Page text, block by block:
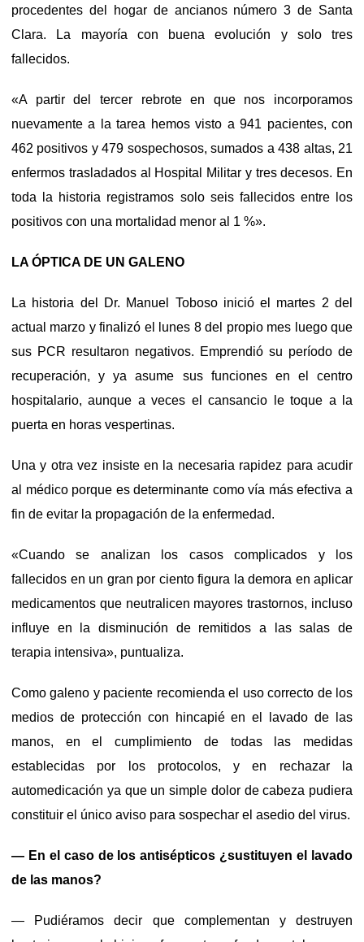
procedentes del hogar de ancianos número 3 de Santa
Clara. La mayoría con buena evolución y solo tres
fallecidos.
«A partir del tercer rebrote en que nos incorporamos
nuevamente a la tarea hemos visto a 941 pacientes, con
462 positivos y 479 sospechosos, sumados a 438 altas, 21
enfermos trasladados al Hospital Militar y tres decesos. En
toda la historia registramos solo seis fallecidos entre los
positivos con una mortalidad menor al 1 %».
LA ÓPTICA DE UN GALENO
La historia del Dr. Manuel Toboso inició el martes 2 del
actual marzo y finalizó el lunes 8 del propio mes luego que
sus PCR resultaron negativos. Emprendió su período de
recuperación, y ya asume sus funciones en el centro
hospitalario, aunque a veces el cansancio le toque a la
puerta en horas vespertinas.
Una y otra vez insiste en la necesaria rapidez para acudir
al médico porque es determinante como vía más efectiva a
fin de evitar la propagación de la enfermedad.
«Cuando se analizan los casos complicados y los
fallecidos en un gran por ciento figura la demora en aplicar
medicamentos que neutralicen mayores trastornos, incluso
influye en la disminución de remitidos a las salas de
terapia intensiva», puntualiza.
Como galeno y paciente recomienda el uso correcto de los
medios de protección con hincapié en el lavado de las
manos, en el cumplimiento de todas las medidas
establecidas por los protocolos, y en rechazar la
automedicación ya que un simple dolor de cabeza pudiera
constituir el único aviso para sospechar el asedio del virus.
— En el caso de los antisépticos ¿sustituyen el lavado
de las manos?
— Pudiéramos decir que complementan y destruyen